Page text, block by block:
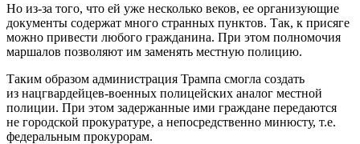
Но из-за того, что ей уже несколько веков, ее организующие
документы содержат много странных пунктов. Так, к присяге
можно привести любого гражданина. При этом полномочия
маршалов позволяют им заменять местную полицию.
Таким образом администрация Трампа смогла создать
из нацгвардейцев-военных полицейских аналог местной
полиции. При этом задержанные ими граждане передаются
не городской прокуратуре, а непосредственно минюсту, т.е.
федеральным прокурорам.